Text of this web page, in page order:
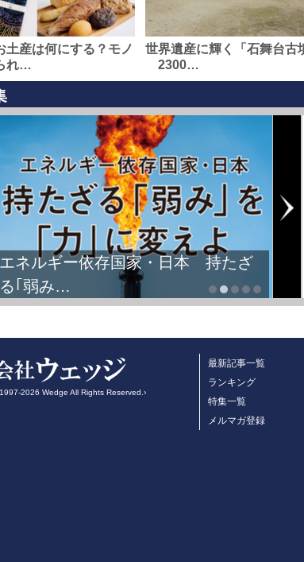
土産は何にする？モノ
れ…
世界遺産に輝く「石舞台古
2300…
エネルギー依存国家・日本 持たざ
る｢弱み…
2026 Wedge All Rights Reserved.›
最新記事一覧
ランキング
特集一覧
メルマガ登録